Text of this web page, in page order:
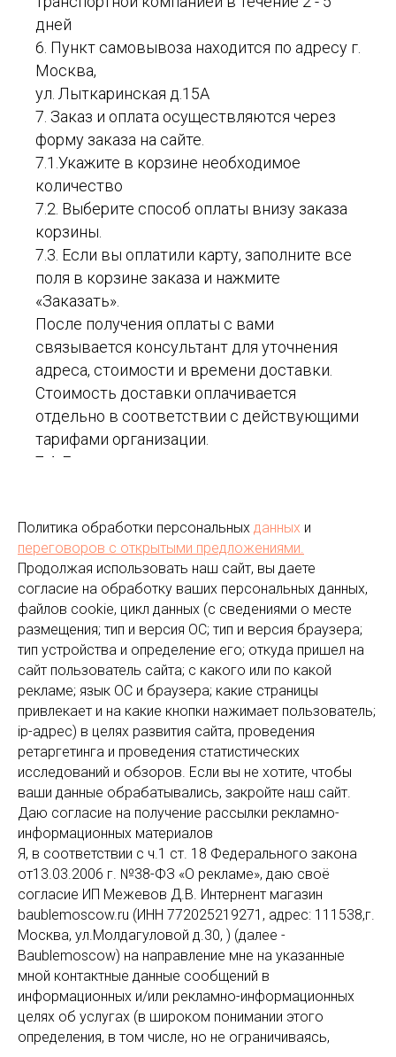
дней
6. Пункт самовывоза находится по адресу г.
Москва,
ул. Лыткаринская д.15А
7. Заказ и оплата осуществляются через
форму заказа на сайте.
7.1.Укажите в корзине необходимое
количество
7.2. Выберите способ оплаты внизу заказа
корзины.
7.3. Если вы оплатили карту, заполните все
поля в корзине заказа и нажмите
«Заказать».
После получения оплаты с вами
связывается консультант для уточнения
адреса, стоимости и времени доставки.
Стоимость доставки оплачивается
отдельно в соответствии с действующими
тарифами организации.
7.4. Если вы решили оплатить товар по
«Заказать». Этот вариант возможен при
наличии товара на складе.
Для уточнения адреса, стоимости и
времени доставки с вами связывается
консультант.
7.5. Оплата по безналичному возможна при
участии в конкурсных вечеринках с
участием . Если вы решили оплатить по
безналичному расчету, заполните первые
три поля в корзине заказа и нажмите
«Купить» или пришлите свои реквизиты на
электронную почту.
Наш консультант связывается с вами для
уточнения параметров и оформления
заказа.
Политика обработки персональных данных и
переговоров с открытыми предложениями.
Продолжая использовать наш сайт, вы даете
согласие на обработку ваших персональных данных,
файлов cookie, цикл данных (с сведениями о месте
размещения; тип и версия ОС; тип и версия браузера;
тип устройства и определение его; откуда пришел на
сайт пользователь сайта; с какого или по какой
рекламе; язык ОС и браузера; какие страницы
привлекает и на какие кнопки нажимает пользователь;
ip-адрес) в целях развития сайта, проведения
ретаргетинга и проведения статистических
исследований и обзоров. Если вы не хотите, чтобы
ваши данные обрабатывались, закройте наш сайт.
Даю согласие на получение рассылки рекламно-
информационных материалов
Я, в соответствии с ч.1 ст. 18 Федерального закона
от13.03.2006 г. №38-ФЗ «О рекламе», даю своё
согласие ИП Межевов Д.В. Интернент магазин
baublemoscow.ru (ИНН 772025219271, адрес: 111538,г.
Москва, ул.Молдагуловой д.30, ) (далее -
Baublemoscow) на направление мне на указанные
мной контактные данные сообщений в
информационных и/или рекламно-информационных
целях об услугах (в широком понимании этого
определения, в том числе, но не ограничиваясь,